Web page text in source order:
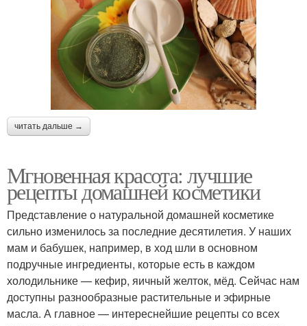
читать дальше →
Мгновенная красота: лучшие
рецепты домашней косметики
Представление о натуральной домашней косметике
сильно изменилось за последние десятилетия. У наших
мам и бабушек, например, в ход шли в основном
подручные ингредиенты, которые есть в каждом
холодильнике — кефир, яичный желток, мёд. Сейчас нам
доступны разнообразные растительные и эфирные
масла. А главное — интереснейшие рецепты со всех